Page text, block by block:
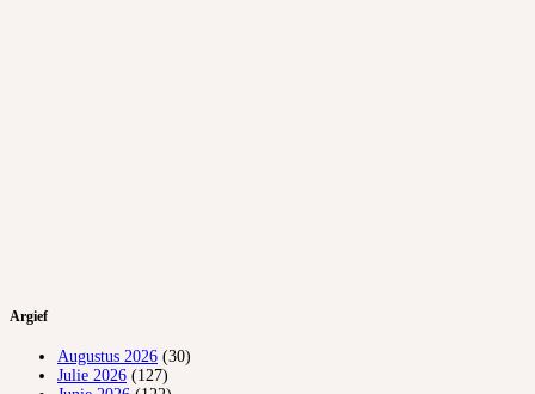
Argief
Augustus 2026 (30)
Julie 2026 (127)